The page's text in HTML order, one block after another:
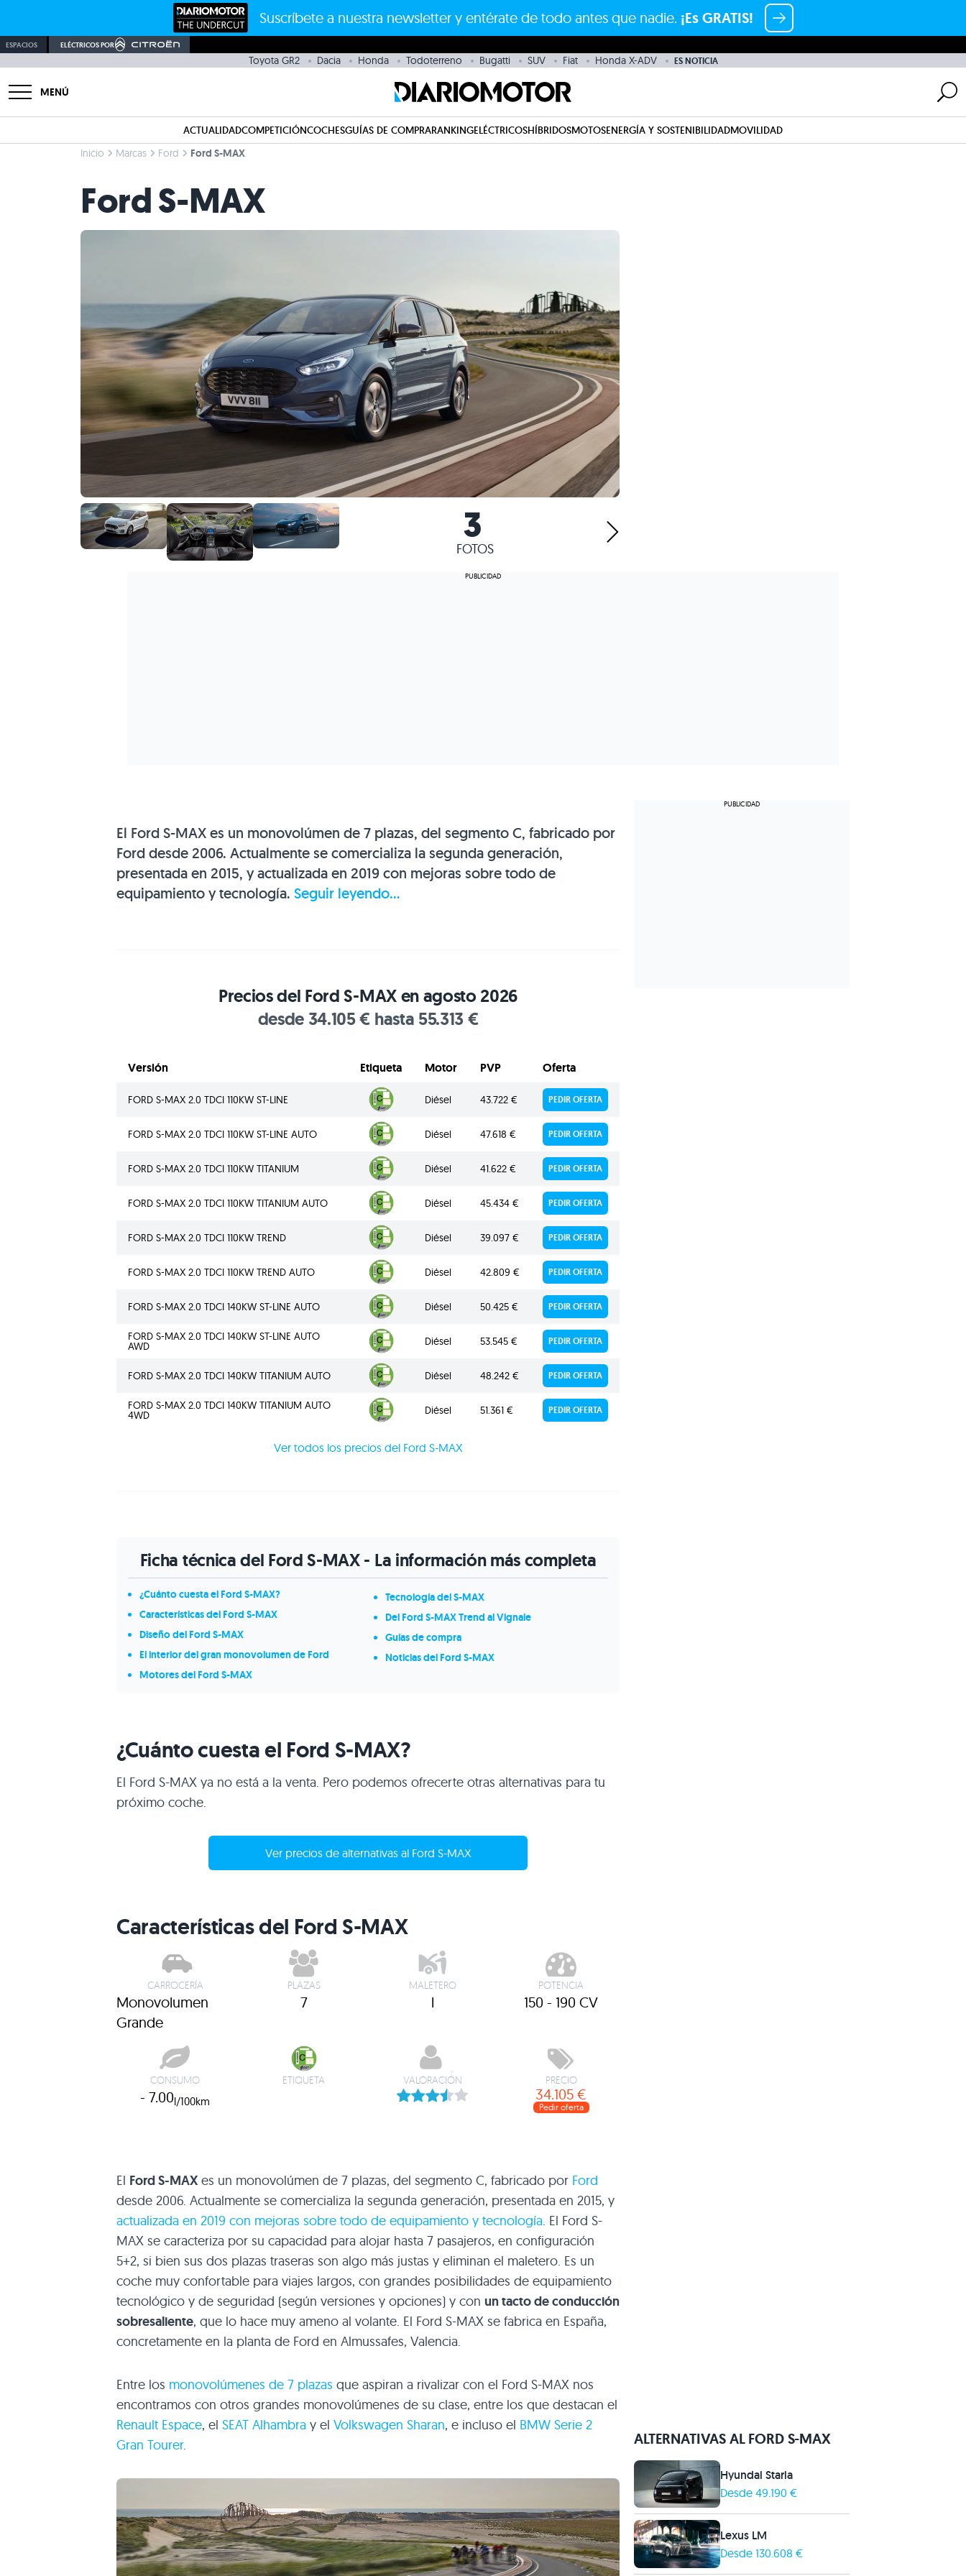
Suscríbete a nuestra newsletter y entérate de todo antes que nadie. ¡Es GRATIS!
ESPACIOS ELÉCTRICOS POR
Toyota GR2 Dacia Honda Todoterreno Bugatti SUV Fiat Honda X-ADV ES NOTICIA
MENÚ
ACTUALIDADCOMPETICIÓNCOCHESGUÍAS DE COMPRARANKINGELÉCTRICOSHÍBRIDOSMOTOSENERGÍA Y SOSTENIBILIDADMOVILIDAD
Inicio
Marcas Ford Ford S-MAX
Ford S-MAX
3
FOTOS
El Ford S-MAX es un monovolúmen de 7 plazas, del segmento C, fabricado por
Ford desde 2006. Actualmente se comercializa la segunda generación,
presentada en 2015, y actualizada en 2019 con mejoras sobre todo de
equipamiento y tecnología. Seguir leyendo...
Precios del Ford S-MAX en agosto 2026
desde 34.105 € hasta 55.313 €
Versión Etiqueta Motor PVP Oferta
FORD S-MAX 2.0 TDCI 110KW ST-LINE Diésel 43.722 € PEDIR OFERTA
FORD S-MAX 2.0 TDCI 110KW ST-LINE AUTO Diésel 47.618 € PEDIR OFERTA
FORD S-MAX 2.0 TDCI 110KW TITANIUM Diésel 41.622 € PEDIR OFERTA
FORD S-MAX 2.0 TDCI 110KW TITANIUM AUTO Diésel 45.434 € PEDIR OFERTA
FORD S-MAX 2.0 TDCI 110KW TREND Diésel 39.097 € PEDIR OFERTA
FORD S-MAX 2.0 TDCI 110KW TREND AUTO Diésel 42.809 € PEDIR OFERTA
FORD S-MAX 2.0 TDCI 140KW ST-LINE AUTO Diésel 50.425 € PEDIR OFERTA
FORD S-MAX 2.0 TDCI 140KW ST-LINE AUTO
AWD Diésel 53.545 € PEDIR OFERTA
FORD S-MAX 2.0 TDCI 140KW TITANIUM AUTO Diésel 48.242 € PEDIR OFERTA
FORD S-MAX 2.0 TDCI 140KW TITANIUM AUTO
4WD Diésel 51.361 € PEDIR OFERTA
Ver todos los precios del Ford S-MAX
Ficha técnica del Ford S-MAX - La información más completa
¿Cuánto cuesta el Ford S-MAX?
Características del Ford S-MAX
Diseño del Ford S-MAX
El interior del gran monovolumen de Ford
Motores del Ford S-MAX
Tecnología del S-MAX
Del Ford S-MAX Trend al Vignale
Guías de compra
Noticias del Ford S-MAX
¿Cuánto cuesta el Ford S-MAX?
El Ford S-MAX ya no está a la venta. Pero podemos ofrecerte otras alternativas para tu
próximo coche.
Ver precios de alternativas al Ford S-MAX
Características del Ford S-MAX
CARROCERÍA
Monovolumen
Grande
PLAZAS
7
MALETERO
l
POTENCIA
150 - 190 CV
CONSUMO
- 7.00l/100km
ETIQUETA VALORACIÓN PRECIO
34.105 €
Pedir oferta
El Ford S-MAX es un monovolúmen de 7 plazas, del segmento C, fabricado por Ford
desde 2006. Actualmente se comercializa la segunda generación, presentada en 2015, y
actualizada en 2019 con mejoras sobre todo de equipamiento y tecnología. El Ford S-
MAX se caracteriza por su capacidad para alojar hasta 7 pasajeros, en configuración
5+2, si bien sus dos plazas traseras son algo más justas y eliminan el maletero. Es un
coche muy confortable para viajes largos, con grandes posibilidades de equipamiento
tecnológico y de seguridad (según versiones y opciones) y con un tacto de conducción
sobresaliente, que lo hace muy ameno al volante. El Ford S-MAX se fabrica en España,
concretamente en la planta de Ford en Almussafes, Valencia.
Entre los monovolúmenes de 7 plazas que aspiran a rivalizar con el Ford S-MAX nos
encontramos con otros grandes monovolúmenes de su clase, entre los que destacan el
Renault Espace, el SEAT Alhambra y el Volkswagen Sharan, e incluso el BMW Serie 2
Gran Tourer. ALTERNATIVAS AL FORD S-MAX
Hyundai Staria
Desde 49.190 €
Lexus LM
Desde 130.608 €